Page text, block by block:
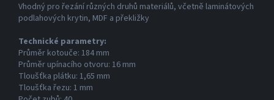
Vhodný pro řezání různých druhů materiálů, včetně laminátových
podlahových krytin, MDF a překližky
Technické parametry:
Průměr kotouče: 184 mm
Průměr upínacího otvoru: 16 mm
Tloušťka plátku: 1,65 mm
Tloušťka řezu: 1 mm